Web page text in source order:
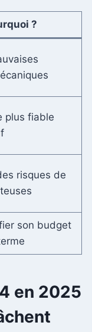
?
plus fiable
risques de
son budget
en 2025